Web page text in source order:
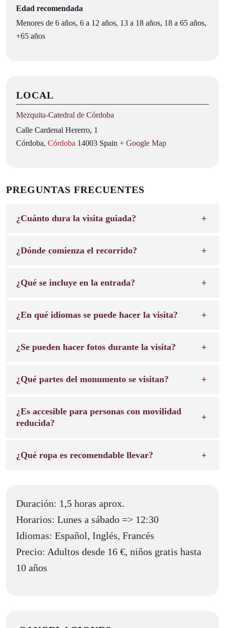
LOCAL
Mezquita‑Catedral de Córdoba
Calle Cardenal Hererro, 1
Córdoba, Córdoba 14003 Spain + Google Map
Edad recomendada
Menores de 6 años, 6 a 12 años, 13 a 18 años, 18 a 65 años,
+65 años
PREGUNTAS FRECUENTES
¿Cuánto dura la visita guiada?
¿Dónde comienza el recorrido?
¿Qué se incluye en la entrada?
¿En qué idiomas se puede hacer la visita?
¿Se pueden hacer fotos durante la visita?
¿Qué partes del monumento se visitan?
¿Es accesible para personas con movilidad
reducida?
¿Qué ropa es recomendable llevar?
Duración: 1,5 horas aprox.
Horarios: Lunes a sábado => 12:30
Idiomas: Español, Inglés, Francés
Precio: Adultos desde 16 €, niños gratis hasta
10 años